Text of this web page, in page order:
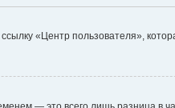
«Центр пользователя»,